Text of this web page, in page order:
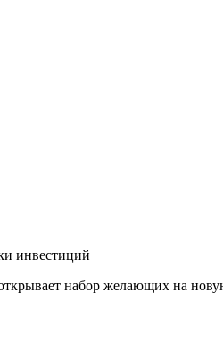
инвестиций
открывает набор желающих на